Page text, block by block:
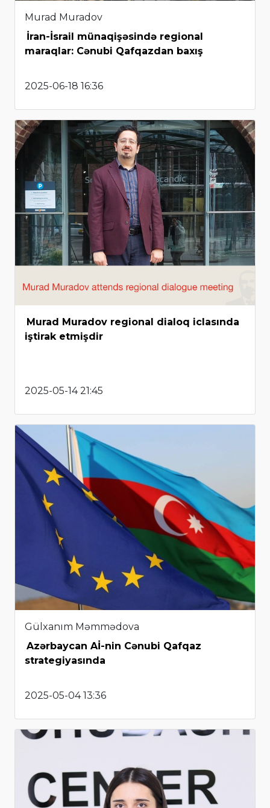
Murad Muradov
İran-İsrail münaqişəsində regional
maraqlar: Cənubi Qafqazdan baxış
2025-06-18 16:36
Murad Muradov regional dialoq iclasında
iştirak etmişdir
2025-05-14 21:45
Gülxanım Məmmədova
Azərbaycan Aİ-nin Cənubi Qafqaz
strategiyasında
2025-05-04 13:36